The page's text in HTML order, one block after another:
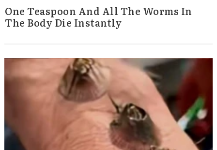
One Teaspoon And All The Worms In
The Body Die Instantly